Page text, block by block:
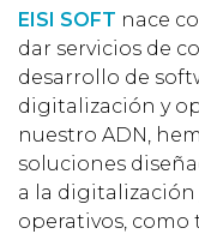
EISI SOFT nace
dar servicios de
desarrollo de
digitalización y
nuestro ADN,
soluciones
a la
operativos,